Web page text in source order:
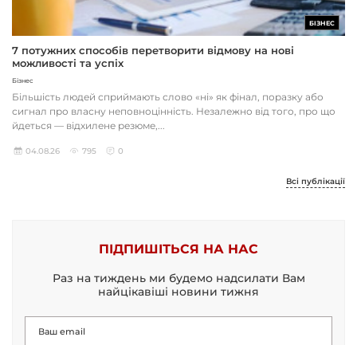
БІЗНЕС
7 потужних способів перетворити відмову на нові
можливості та успіх
Бізнес
Більшість людей сприймають слово «ні» як фінал, поразку або
сигнал про власну неповноцінність. Незалежно від того, про що
йдеться — відхилене резюме,...
04.08.26 795 0
Всі публікації
ПІДПИШІТЬСЯ НА НАС
Раз на тиждень ми будемо надсилати Вам
найцікавіші новини тижня